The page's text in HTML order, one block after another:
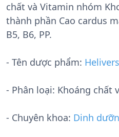
chất và Vitamin nhóm
thành phần Cao cardus
B5, B6, PP.
- Tên dược phẩm:
- Phân loại: Khoáng chất
- Chuyên khoa: Dinh